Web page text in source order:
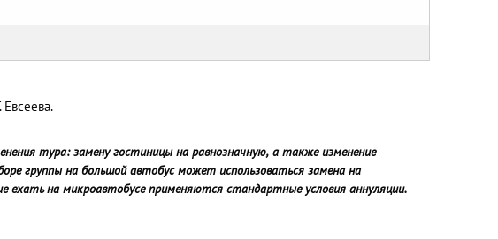
тура: замену гостиницы на равнозначную, а также изменение
группы на большой автобус может использоваться замена на
ехать на микроавтобусе применяются стандартные условия аннуляции.